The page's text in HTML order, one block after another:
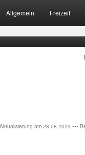
Allgemein Freizeit
am 28.08.2023 •••